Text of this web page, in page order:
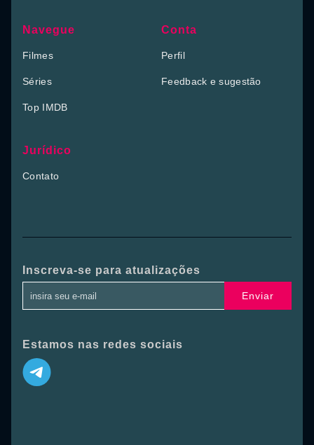
Navegue
Filmes
Séries
Top IMDB
Conta
Perfil
Feedback e sugestão
Jurídico
Contato
Inscreva-se para atualizações
Enviar
Estamos nas redes sociais